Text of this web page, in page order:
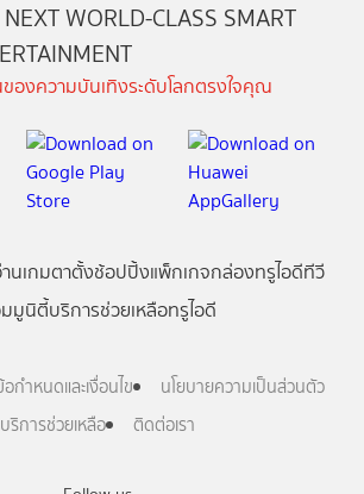
WORLD-CLASS SMART
องความบันเทิงระดับโลกตรงใจคุณ
นเกมตาตั้งช้อปปิ้งแพ็กเกจกล่องทรูไอดีทีวี
มูนิตี้บริการช่วยเหลือทรูไอดี
อกำหนดและเงื่อนไข
นโยบายความเป็นส่วนตัว
บริการช่วยเหลือ
ติดต่อเรา